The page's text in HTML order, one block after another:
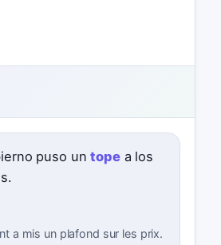
puso untopea los
a mis un plafond sur les prix.